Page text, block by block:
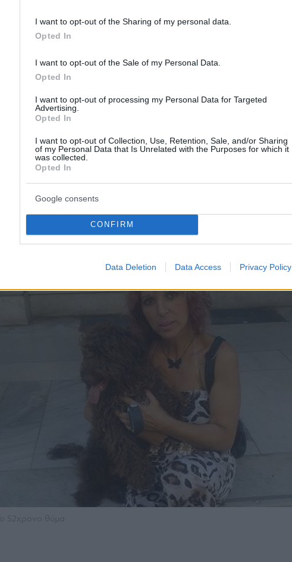
I want to opt-out of the Sharing of my personal data.
Opted In
I want to opt-out of the Sale of my Personal Data.
Opted In
I want to opt-out of processing my Personal Data for Targeted
Advertising.
Opted In
I want to opt-out of Collection, Use, Retention, Sale, and/or Sharing
of my Personal Data that Is Unrelated with the Purposes for which it
was collected.
Opted In
Google consents
CONFIRM
Data Deletion Data Access Privacy Policy
Ο 21χρονος δράστης